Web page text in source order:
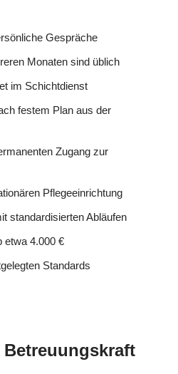
Gespräche
Monaten sind üblich
im Schichtdienst
festem Plan aus der
Zugang zur
Pflegeeinrichtung
standardisierten Abläufen
etwa 4.000 €
Standards